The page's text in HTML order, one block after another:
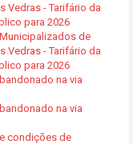
Vedras - Tarifário da
para 2026
de
Vedras - Tarifário da
para 2026
na via
na via
condições de